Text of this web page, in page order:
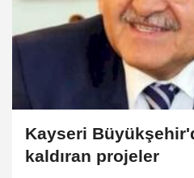
Kayseri
kaldıran projeler